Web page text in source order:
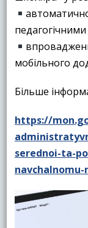
мобільного
Більше
https://
serednoi-ta-